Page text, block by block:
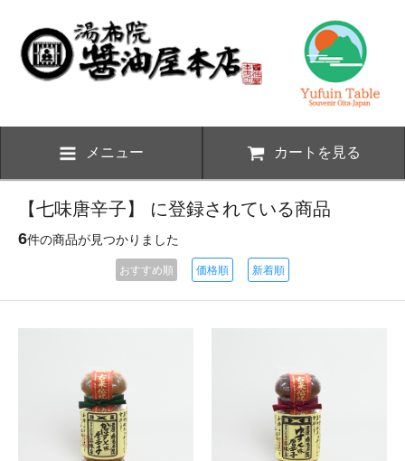
メニュー カートを見る
【七味唐辛子】 に登録されている商品
6件の商品が見つかりました
おすすめ順 価格順 新着順